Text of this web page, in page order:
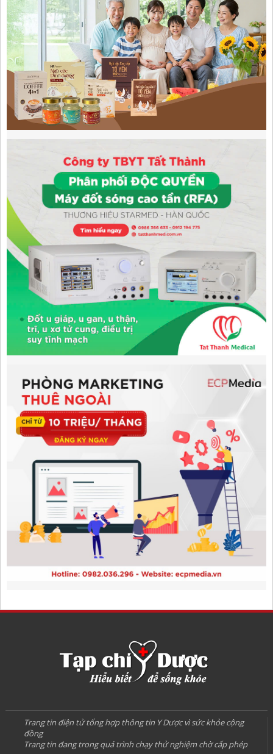
Trang tin điện tử tổng hợp thông tin Y Dược vì sức khỏe cộng
đồng
Trang tin đang trong quá trình chạy thử nghiệm chờ cấp phép